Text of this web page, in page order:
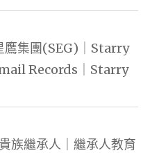
鷹集團(SEG)｜Starry
Records｜Starry
族繼承人｜繼承人教育